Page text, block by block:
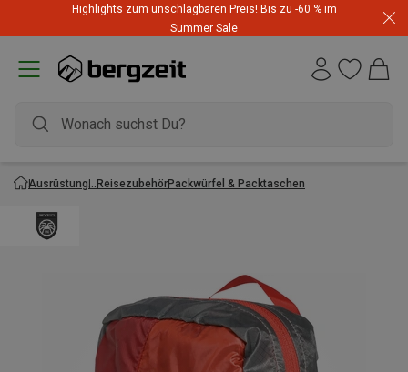
Highlights zum unschlagbaren Preis! Bis zu -60 % im
Summer Sale
Ausrüstung ReisezubehörPackwürfel & Packtaschen